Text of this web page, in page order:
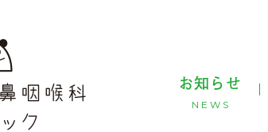
お知らせ
NEWS